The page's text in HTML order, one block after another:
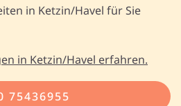
in Ketzin/Havel für Sie
in Ketzin/Havel erfahren.
75436955